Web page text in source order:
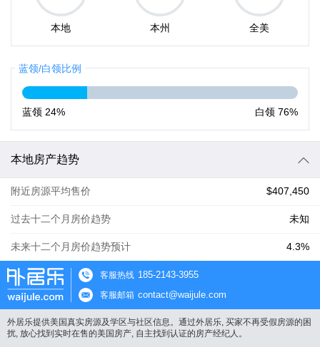
本地 本州 全美
蓝领/白领比例
蓝领 24% 白领 76%
本地房产趋势
附近房源平均售价 $407,450
过去十二个月房价趋势 未知
未来十二个月房价趋势预计 4.3%
客服热线 185-2143-3955
客服邮箱 contact@waijule.com
外居乐提供美国真实房源及学区与社区信息。通过外居乐, 买家不再受假房源的困
扰, 放心找到实时在售的美国房产, 自主找到认证的房产经纪人。